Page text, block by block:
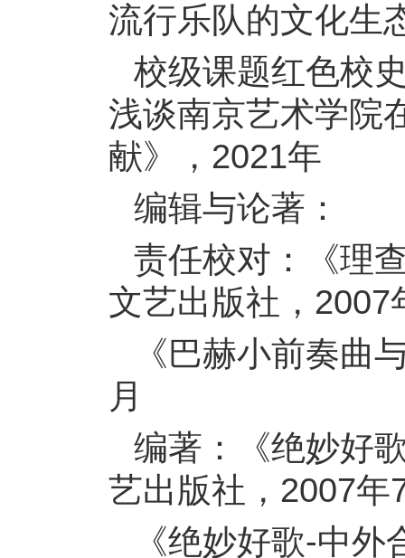
流行乐队的文化生
校级课题红色校
浅谈南京艺术学院
献》，2021年
编辑与论著：
责任校对：《理
文艺出版社，2007
《巴赫小前奏曲
月
编著：《绝妙好
艺出版社，2007年
《绝妙好歌-中